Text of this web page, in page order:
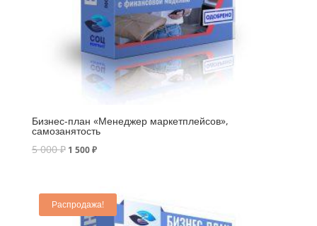
Бизнес-план «Менеджер маркетплейсов»,
самозанятость
5 000₽ 1 500₽
Распродажа!